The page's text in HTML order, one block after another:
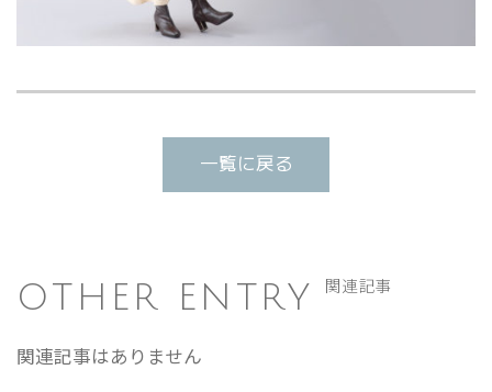
一覧に戻る
OTHER ENTRY 関連記事
関連記事はありません